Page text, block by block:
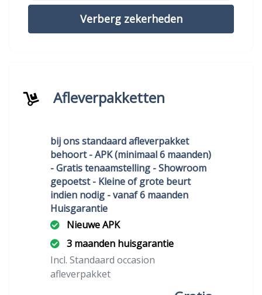
Verberg zekerheden
Afleverpakketten
bij ons standaard afleverpakket
behoort - APK (minimaal 6 maanden)
- Gratis tenaamstelling - Showroom
gepoetst - Kleine of grote beurt
indien nodig - vanaf 6 maanden
Huisgarantie
Nieuwe APK
3 maanden huisgarantie
Incl. Standaard occasion
afleverpakket